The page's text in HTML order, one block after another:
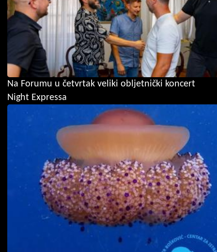
Na Forumu u četvrtak veliki obljetnički koncert
Night Expressa